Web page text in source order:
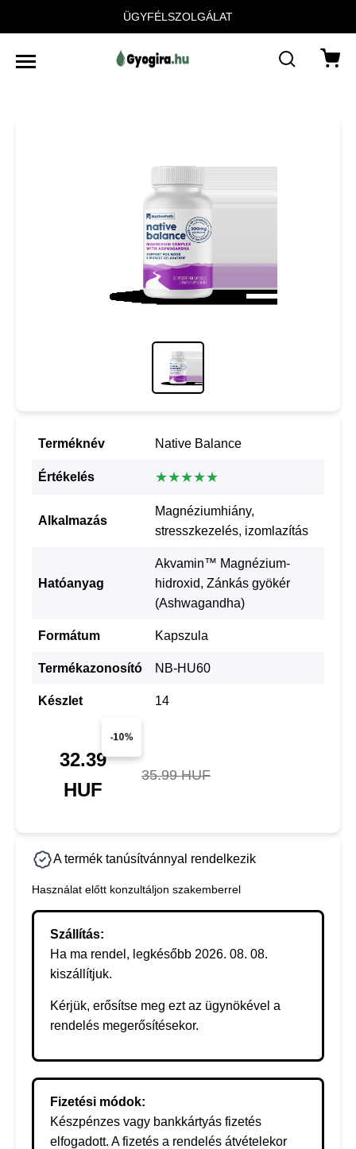
ÜGYFÉLSZOLGÁLAT
Terméknév Native Balance
Értékelés ★★★★★
Alkalmazás
Magnéziumhiány,
stresszkezelés, izomlazítás
Hatóanyag
Akvamin™ Magnézium-
hidroxid, Zánkás gyökér
(Ashwagandha)
Formátum Kapszula
Termékazonosító NB-HU60
Készlet 14
-10%
32.39
HUF
35.99 HUF
A termék tanúsítvánnyal rendelkezik
Használat előtt konzultáljon szakemberrel
Szállítás:
Ha ma rendel, legkésőbb 2026. 08. 08.
kiszállítjuk.
Kérjük, erősítse meg ezt az ügynökével a
rendelés megerősítésekor.
Fizetési módok:
Készpénzes vagy bankkártyás fizetés
elfogadott. A fizetés a rendelés átvételekor